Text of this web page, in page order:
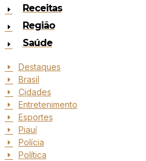
Receitas
Região
Saúde
Destaques
Brasil
Cidades
Entretenimento
Esportes
Piauí
Polícia
Política